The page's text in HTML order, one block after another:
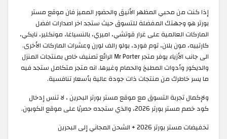
إذا كنت من محبي المظهر الأنيق والحضور المميز فان موقع مستر
بورتر هو وجهتك المفضلة للتسوق حيث ستجد اخر اصدارات افضل
الماركات العالمية على غرار قوتشي، اميري، بالنسياغا، مونكلير، نايكي،
كارتييه، مون بلان، توم فورد، بولو رالف لورن وعشرات الماركات الأخرى.
الى جانب الأزياء يوفر متجر Mr Porter الرائع تصنيف خاص بمنتجات المنزل
والديكور وأدوات المطبخ والحمام وغيرها. انه متجر متكامل ستجد فيه
ما يسر خاطرك من منتجات ذات جودة عالية بأسعار تنافسية.
ولإكمال تجربة التسوق مع موقع مستر بورتر البحرين ، لا تنس إدخال
كود خصم مستر بورتر 2026، والذي ستجده حصريًا على موقع الكوبون.
تخفيضات مستر بورتر 2026 + الشحن المجاني إلى البحرين